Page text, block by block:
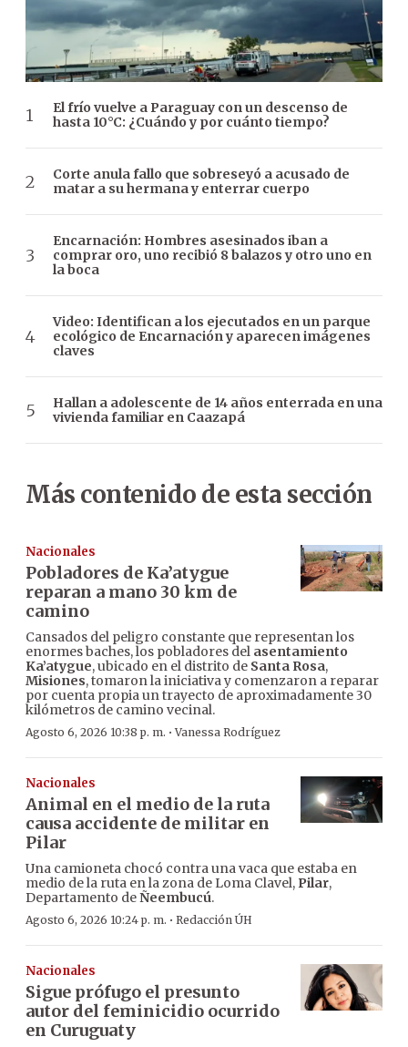
El frío vuelve a Paraguay con un descenso de
hasta 10°C: ¿Cuándo y por cuánto tiempo?
Corte anula fallo que sobreseyó a acusado de
matar a su hermana y enterrar cuerpo
Encarnación: Hombres asesinados iban a
comprar oro, uno recibió 8 balazos y otro uno en
la boca
Video: Identifican a los ejecutados en un parque
ecológico de Encarnación y aparecen imágenes
claves
Hallan a adolescente de 14 años enterrada en una
vivienda familiar en Caazapá
Más contenido de esta sección
Nacionales
Pobladores de Ka’atygue
reparan a mano 30 km de
camino
Cansados del peligro constante que representan los
enormes baches, los pobladores del asentamiento
Ka’atygue, ubicado en el distrito de Santa Rosa,
Misiones, tomaron la iniciativa y comenzaron a reparar
por cuenta propia un trayecto de aproximadamente 30
kilómetros de camino vecinal.
Agosto 6, 2026 10:38 p. m. ·Vanessa Rodríguez
Nacionales
Animal en el medio de la ruta
causa accidente de militar en
Pilar
Una camioneta chocó contra una vaca que estaba en
medio de la ruta en la zona de Loma Clavel, Pilar,
Departamento deÑeembucú.
Agosto 6, 2026 10:24 p. m. · Redacción ÚH
Nacionales
Sigue prófugo el presunto
autor del feminicidio ocurrido
en Curuguaty